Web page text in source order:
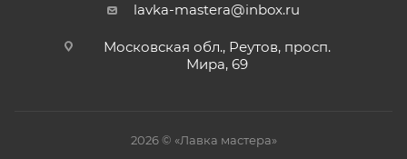
lavka-mastera@inbox.ru
Московская обл., Реутов, просп.
Мира, 69
2026 © «Лавка мастера»